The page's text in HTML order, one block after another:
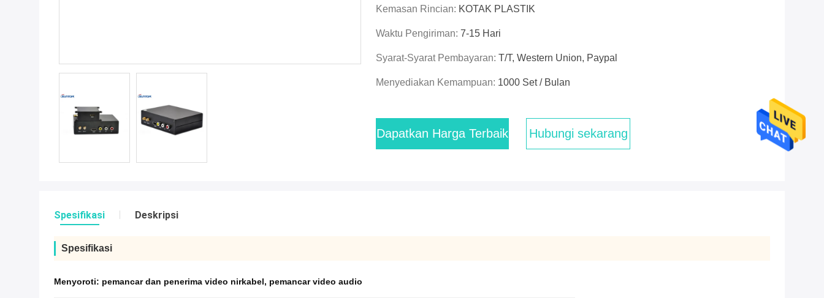
Kemasan Rincian: KOTAK PLASTIK
Waktu Pengiriman: 7-15 Hari
Syarat-Syarat Pembayaran: T/T, Western Union, Paypal
Menyediakan Kemampuan: 1000 Set / Bulan
Dapatkan Harga Terbaik Hubungi sekarang
Spesifikasi Deskripsi
Spesifikasi
Menyoroti: pemancar dan penerima video nirkabel, pemancar video audio